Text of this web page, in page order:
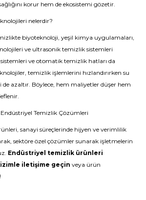
korur hem de ekosistemi gözetir.
nelerdir?
biyoteknoloji, yeşil kimya uygulamaları,
ve ultrasonik temizlik sistemleri
sistemleri ve otomatik temizlik hatları da
temizlik işlemlerini hızlandırırken su
azaltır. Böylece, hem maliyetler düşer hem
Endüstriyel Temizlik Çözümleri
sanayi süreçlerinde hijyen ve verimlilik
sektöre özel çözümler sunarak işletmelerin
Endüstriyel temizlik ürünleri
iletişime geçin veya ürün